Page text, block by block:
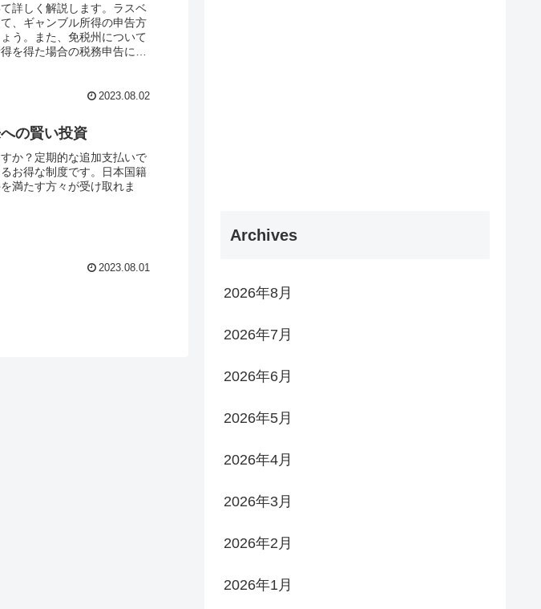
詳しく解説します。ラスベ
、ギャンブル所得の申告方
う。また、免税州について
を得た場合の税務申告に関
2023.08.02
の賢い投資
か？定期的な追加支払いで
お得な制度です。日本国籍
満たす方々が受け取れま
2023.08.01
Archives
2026年8月
2026年7月
2026年6月
2026年5月
2026年4月
2026年3月
2026年2月
2026年1月